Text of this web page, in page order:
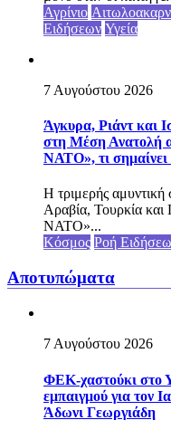
Αγρίνιο
Ειδήσεων Υγεία
7 Αυγούστου 2026
Άγκυρα, Ριάντ και
στη Μέση Ανατολή
ΝΑΤΟ», τι
Η τριμερής
Αραβία, Τουρκία και
ΝΑΤΟ»...
Κόσμος Ροή
Αποτυπώματα
7 Αυγούστου 2026
ΦΕΚ-χαστούκι στο
εμπαιγμού για τον
Άδωνι Γεωργιάδη